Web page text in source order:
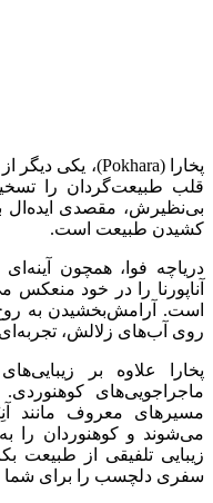
پخارا (Pokhara)، یکی دیگر از شهرهای
قلب طبیعت‌گردان را
بی‌نظیرش، مقصدی ایده‌ال
کشیدن طبیعت است.
دریاچه فوا، همچون
آناپورنا را در خود
است. آرامش‌بخشیدن به روح
روی آب‌های زلالش،
پخارا علاوه بر
ماجراجویی‌های
مسیرهای معروف مانند
می‌شوند و کوهنوردان را
زیبایی تلفیقی از طبیعت
سفری دلچسب را برای شما